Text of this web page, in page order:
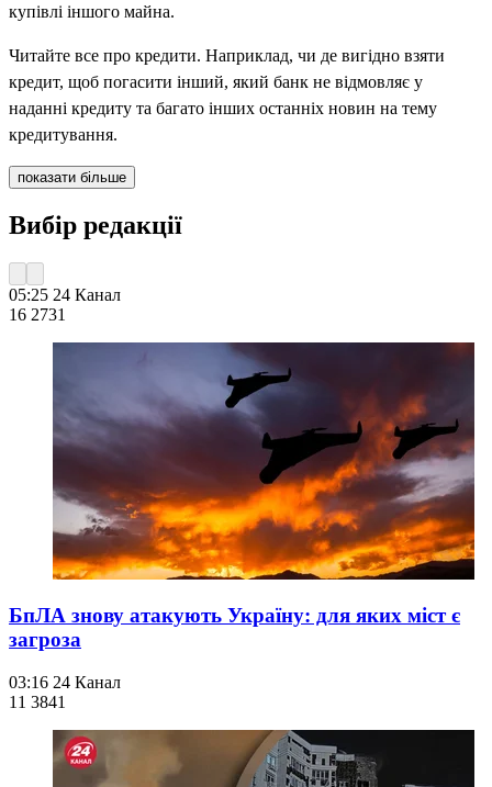
купівлі іншого майна.
Читайте все про кредити. Наприклад, чи де вигідно взяти
кредит, щоб погасити інший, який банк не відмовляє у
наданні кредиту та багато інших останніх новин на тему
кредитування.
показати більше
Вибір редакції
05:25 24 Канал
16 2731
БпЛА знову атакують Україну: для яких міст є
загроза
03:16 24 Канал
11 3841